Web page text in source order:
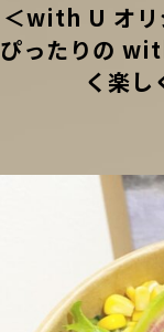
＜with U オリ
ぴったりの
く楽し